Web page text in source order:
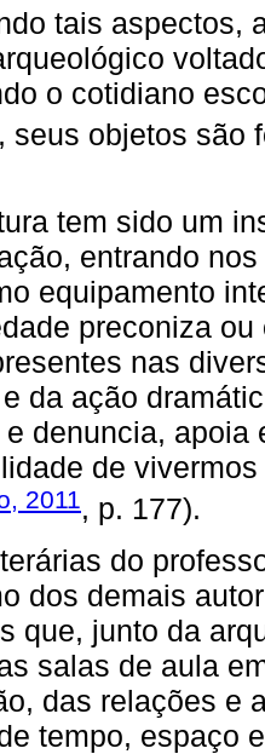
tais aspectos,
o cotidiano
seus objetos são
tem sido um
entrando
equipamento
preconiza
nas
da ação
e denuncia, apoia
de
2011, p. 177).
do
dos demais
que, junto da
salas de aula
das relações e
tempo, espaço